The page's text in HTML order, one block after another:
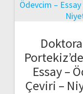
Essay –
Çeviri –